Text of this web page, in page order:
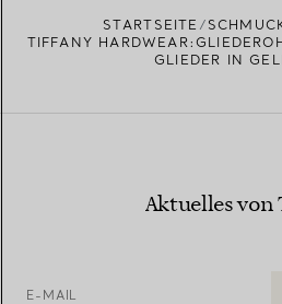
STARTSEITE
TIFFANY
LIEDER IN
Aktuelles von
E-MAIL